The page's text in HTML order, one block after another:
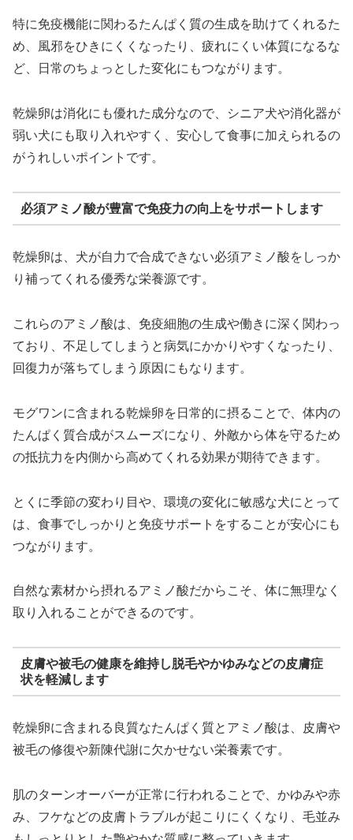
特に免疫機能に関わるたんぱく質の生成を助けてくれるた
め、風邪をひきにくくなったり、疲れにくい体質になるな
ど、日常のちょっとした変化にもつながります。
乾燥卵は消化にも優れた成分なので、シニア犬や消化器が
弱い犬にも取り入れやすく、安心して食事に加えられるの
がうれしいポイントです。
必須アミノ酸が豊富で免疫力の向上をサポートします
乾燥卵は、犬が自力で合成できない必須アミノ酸をしっか
り補ってくれる優秀な栄養源です。
これらのアミノ酸は、免疫細胞の生成や働きに深く関わっ
ており、不足してしまうと病気にかかりやすくなったり、
回復力が落ちてしまう原因にもなります。
モグワンに含まれる乾燥卵を日常的に摂ることで、体内の
たんぱく質合成がスムーズになり、外敵から体を守るため
の抵抗力を内側から高めてくれる効果が期待できます。
とくに季節の変わり目や、環境の変化に敏感な犬にとって
は、食事でしっかりと免疫サポートをすることが安心にも
つながります。
自然な素材から摂れるアミノ酸だからこそ、体に無理なく
取り入れることができるのです。
皮膚や被毛の健康を維持し脱毛やかゆみなどの皮膚症
状を軽減します
乾燥卵に含まれる良質なたんぱく質とアミノ酸は、皮膚や
被毛の修復や新陳代謝に欠かせない栄養素です。
肌のターンオーバーが正常に行われることで、かゆみや赤
み、フケなどの皮膚トラブルが起こりにくくなり、毛並み